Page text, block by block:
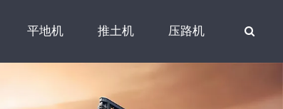
平地机 推土机 压路机